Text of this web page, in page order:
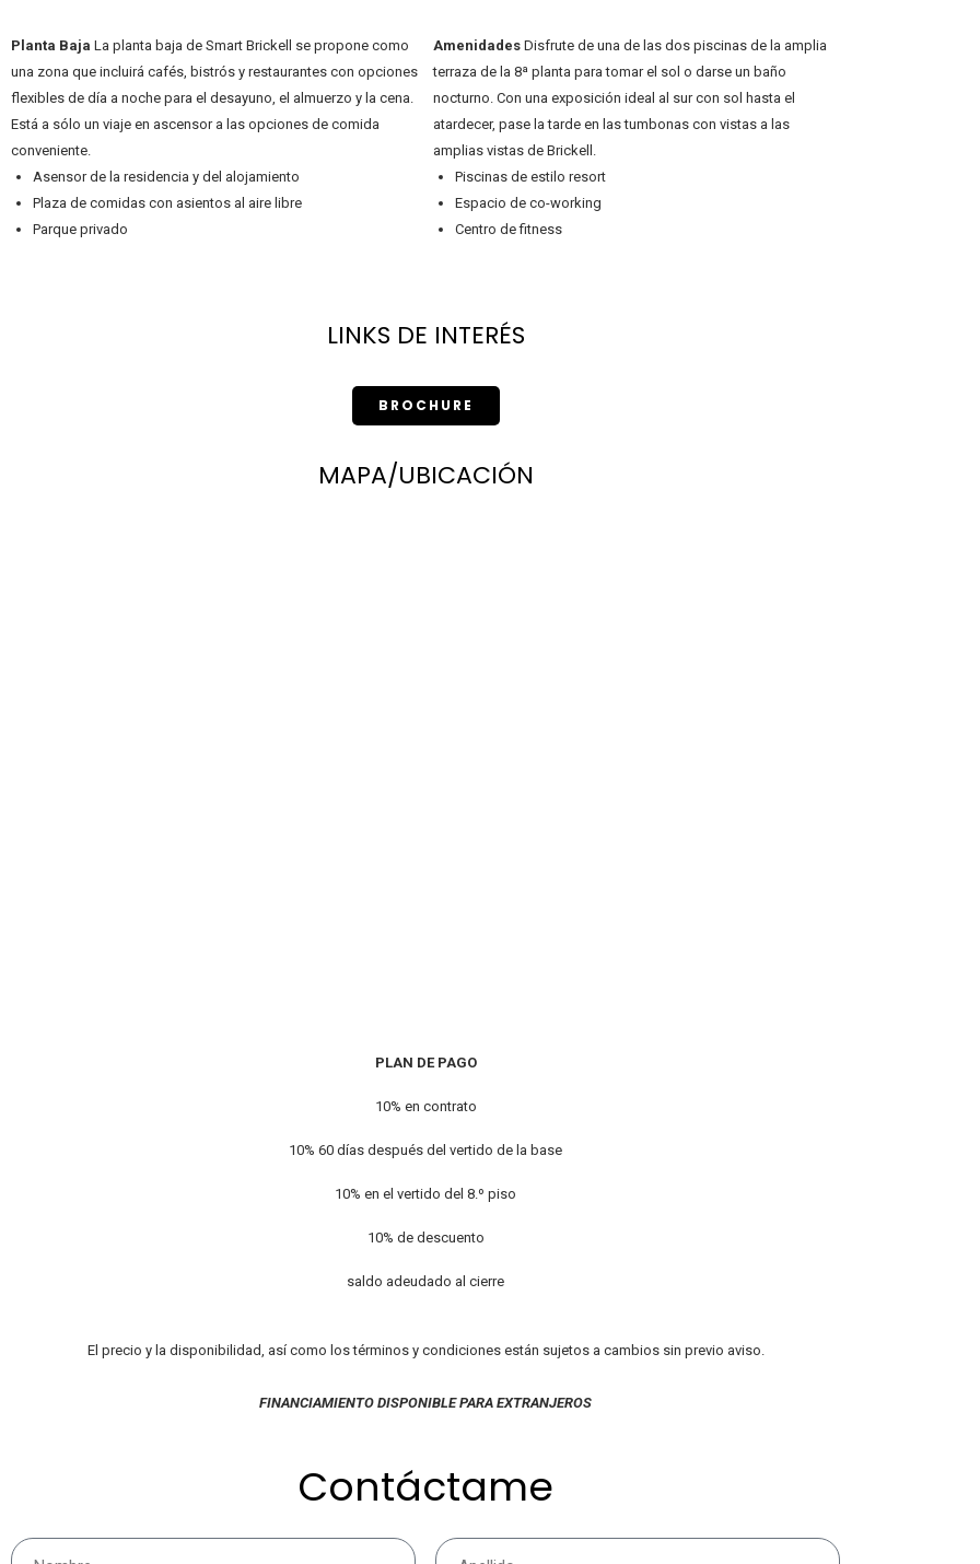
Planta Baja
una zona que incluirá cafés, bistrós y restaurantes con opciones
flexibles de día a noche para el desayuno, el almuerzo y la cena.
Está a sólo un viaje en ascensor a las opciones de comida
conveniente.
Asensor de la residencia y del alojamiento
Plaza de comidas con asientos al aire libre
Parque privado
AmenidadesDisfrute de una de las dos piscinas de la amplia
terraza de la 8ª planta para tomar el sol o darse un baño
nocturno. Con una exposición ideal al sur con sol hasta el
atardecer, pase la tarde en las tumbonas con vistas a las
amplias vistas de Brickell.
Piscinas de estilo resort
Espacio de co-working
Centro de fitness
LINKS DE INTERÉS
BROCHURE
MAPA/UBICACIÓN
PLAN DE PAGO
10% en contrato
10% 60 días después del vertido de la base
10% en el vertido del 8.º piso
10% de descuento
saldo adeudado al cierre
El precio y la disponibilidad, así como los términos y condiciones están sujetos a cambios sin previo aviso.
FINANCIAMIENTO DISPONIBLE PARA EXTRANJEROS
Contáctame